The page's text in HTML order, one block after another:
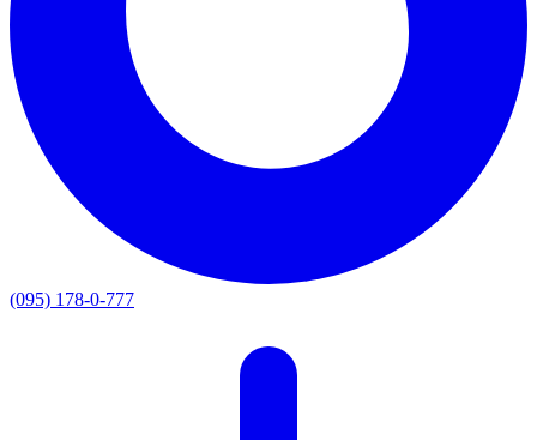
(095) 178-0-777